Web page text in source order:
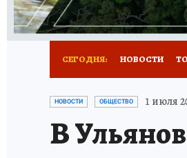
СЕГОДНЯ: НОВОСТИ
ЗАПОВЕДНАЯ
НОВОСТИ ОБЩЕСТВО 1 июля
В